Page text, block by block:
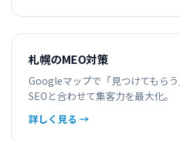
札幌のMEO対策
Googleマップで「見つけてもらう
SEOと合わせて集客力を最大化。
詳しく見る →